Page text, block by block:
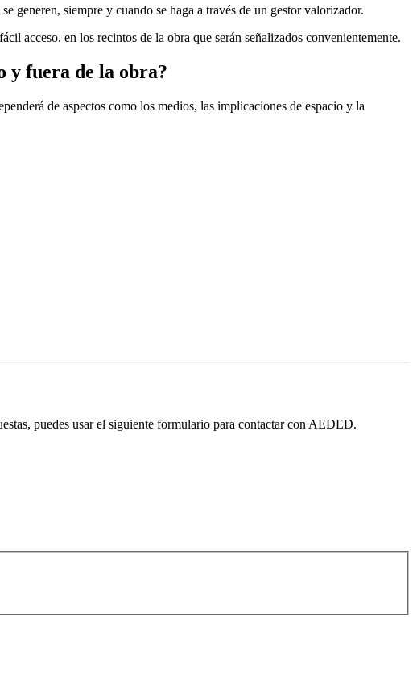
generen, siempre y cuando se haga a través de un gestor valorizador.
acceso, en los recintos de la obra que serán señalizados convenientemente.
y fuera de la obra?
de aspectos como los medios, las implicaciones de espacio y la
puedes usar el siguiente formulario para contactar con AEDED.